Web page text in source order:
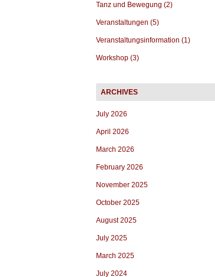
Tanz und Bewegung (2)
Veranstaltungen (5)
Veranstaltungsinformation (1)
Workshop (3)
July 2026
April 2026
March 2026
February 2026
November 2025
October 2025
August 2025
July 2025
March 2025
July 2024